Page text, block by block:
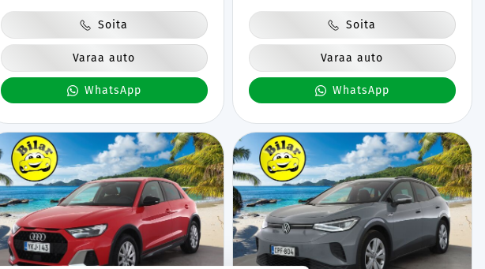
Soita
Varaa auto
WhatsApp
Soita
Varaa auto
WhatsApp